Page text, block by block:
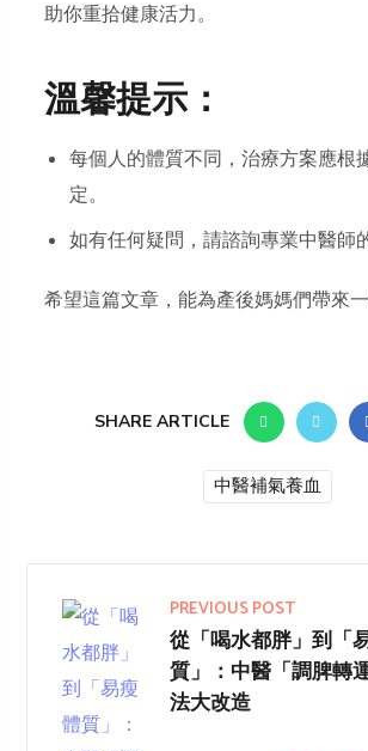
助你重拾健康活力。
溫馨提示：
每個人的體質不同，治療方案應根
定。
如有任何疑問，請諮詢專業中醫師
希望這篇文章，能為產後媽媽們帶來一
SHARE ARTICLE
中醫補氣養血
PREVIOUS POST
從「喝水都胖」到「
質」：中醫「調脾轉
法大改造